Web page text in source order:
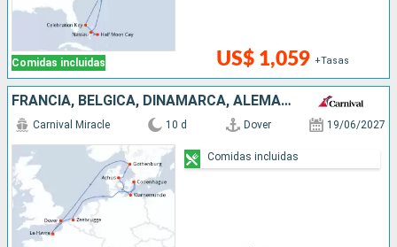
Comidas incluidas US$ 1,059 +Tasas
FRANCIA, BÉLGICA, DINAMARCA, ALEMANIA, SUECIA, REINO UNIDO
Carnival Miracle 10 d Dover 19/06/2027
Comidas incluidas